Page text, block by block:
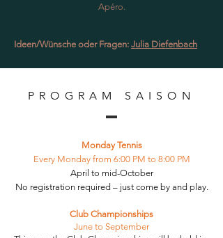
Apéro.
Ideen/Wünsche oder Fragen: Julia Diefenbach
PROGRAM SAISON
Monday Tennis
Every Monday from 6:00 PM to 8:00 PM
April to mid-October
No registration required – just come by and play.
Club Championships
June to September